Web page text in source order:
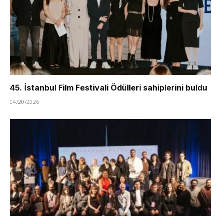
45. İstanbul Film Festivali Ödülleri sahiplerini buldu
04/20/2026